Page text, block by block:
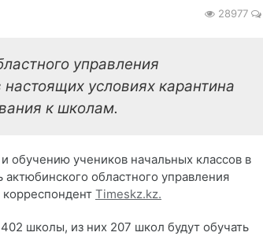
28977
управления
условиях карантина
к школам.
обучению учеников начальных классов в
областного управления
корреспондент Timeskz.kz.
школы, из них 207 школ будут обучать